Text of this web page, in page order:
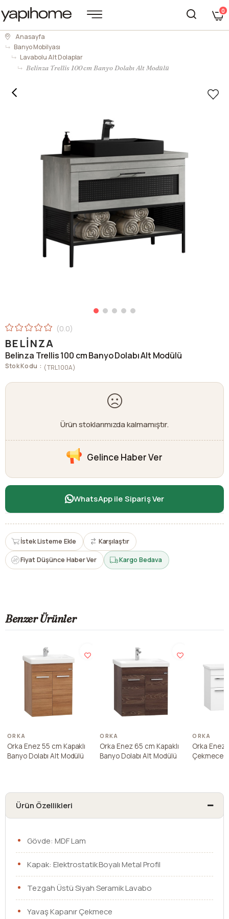
0
Anasayfa
Banyo Mobilyası
Lavabolu Alt Dolaplar
Belinza Trellis 100 cm Banyo Dolabı Alt Modülü
0.0
BELINZA
Belinza Trellis 100 cm Banyo Dolabı Alt Modülü
Stok Kodu (TRL100A)
Ürün stoklarımızda kalmamıştır.
Gelince Haber Ver
WhatsApp ile Sipariş Ver
İstek Listeme Ekle Karşılaştır
Fiyat Düşünce Haber Ver Kargo Bedava
Benzer Ürünler
ORKA
Orka Enez 55 cm Kapaklı
Banyo Dolabı Alt Modülü
ORKA
Orka Enez 65 cm Kapaklı
Banyo Dolabı Alt Modülü
ORKA
Orka Enez
Çekmece
Ürün Özellikleri
Gövde: MDF Lam
Kapak: Elektrostatik Boyalı Metal Profil
Tezgah Üstü Siyah Seramik Lavabo
Yavaş Kapanır Çekmece